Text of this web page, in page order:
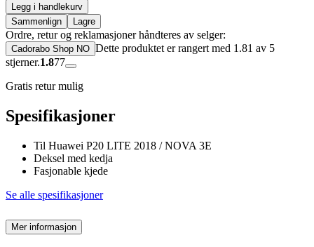
Legg i handlekurv
Sammenlign
Lagre
Ordre, retur og reklamasjoner håndteres av selger:
Cadorabo Shop NO Dette produktet er rangert med 1.81 av 5
stjerner.1.877
Gratis retur mulig
Spesifikasjoner
Til Huawei P20 LITE 2018 / NOVA 3E
Deksel med kedja
Fasjonable kjede
Se alle spesifikasjoner
Mer informasjon